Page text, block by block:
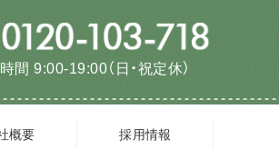
間 9:00-19:00（日・祝定休）
概要 採用情報